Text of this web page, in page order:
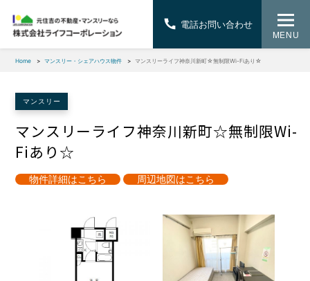
MENU
Home マンスリー・シェアハウス物件 マンスリーライフ神奈川新町☆無制限Wi-Fiあり☆
マンスリー
マンスリーライフ神奈川新町☆無制限Wi-
Fiあり☆
物件詳細はこちら 周辺地図はこちら
電話お問い合わせ